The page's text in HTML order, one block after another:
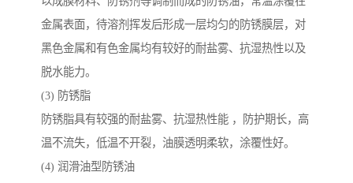
金属表面，待溶剂挥发后形成一层均匀的防锈膜层，对
黑色金属和有色金属均有较好的耐盐雾、抗湿热性以及
脱水能力。
(3) 防锈脂
防锈脂具有较强的耐盐雾、抗湿热性能 ，防护期长，高
温不流失，低温不开裂，油膜透明柔软，涂覆性好。
(4) 润滑油型防锈油